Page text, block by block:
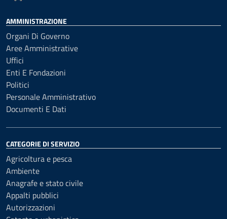
AMMINISTRAZIONE
Organi Di Governo
Aree Amministrative
Uffici
Enti E Fondazioni
Politici
Personale Amministrativo
Documenti E Dati
CATEGORIE DI SERVIZIO
Agricoltura e pesca
Ambiente
Anagrafe e stato civile
Appalti pubblici
Autorizzazioni